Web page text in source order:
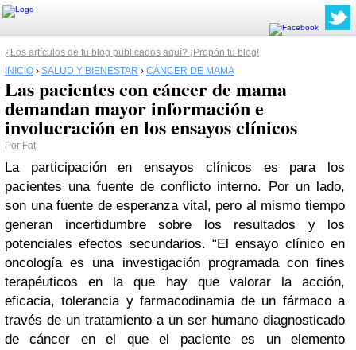
¿Los artículos de tu blog publicados aquí? ¡Propón tu blog!
INICIO › SALUD Y BIENESTAR › CÁNCER DE MAMA
Las pacientes con cáncer de mama
demandan mayor información e
Por Fat
La participación en ensayos clínicos es para los
pacientes una fuente de conflicto interno. Por un lado,
son una fuente de esperanza vital, pero al mismo tiempo
generan incertidumbre sobre los resultados y los
potenciales efectos secundarios. “El ensayo clínico en
oncología es una investigación programada con fines
terapéuticos en la que hay que valorar la acción,
eficacia, tolerancia y farmacodinamia de un fármaco a
través de un tratamiento a un ser humano diagnosticado
de cáncer en el que el paciente es un elemento